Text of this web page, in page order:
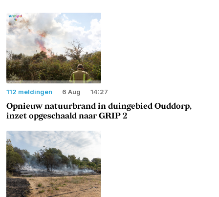
112 meldingen 6 Aug 14:27
Opnieuw natuurbrand in duingebied Ouddorp,
inzet opgeschaald naar GRIP 2